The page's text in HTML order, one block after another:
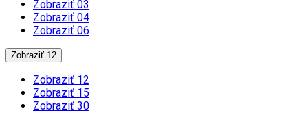
Zobraziť 03
Zobraziť 04
Zobraziť 06
Zobraziť 12
Zobraziť 12
Zobraziť 15
Zobraziť 30